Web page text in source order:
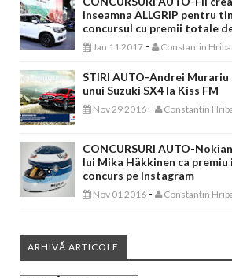
inseamna ALLGRIP pentru
concursul cu premii totale
Jan 11 2017 - Constantin
STIRI AUTO-Andrei
unui Suzuki SX4 la Kiss FM
Nov 29 2016 - Constantin
CONCURSURI AUTO-
lui Mika Häkkinen ca premiu
concurs pe Instagram
Nov 01 2016 - Constantin
ARHIVĂ ARTICOLE